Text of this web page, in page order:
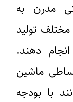
مدرن به
تولید
دهند.
ماشین
با بودجه